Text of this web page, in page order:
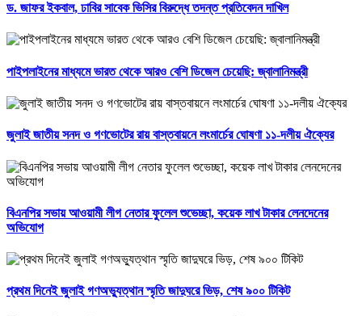
ড. জাফর ইকবাল, ঢাবির সাবেক ভিসির বিরুদ্ধে তদন্ত প্রতিবেদন দাখিল
পাইপলাইনের মাধ্যমে ভারত থেকে আরও বেশি ডিজেল চেয়েছি: জ্বালানিমন্ত্রী
জুলাই জাতীয় সনদ ও গণভোটের রায় বাস্তবায়নে লংমার্চের ঘোষণা ১১-দলীয় ঐক্যের
বিএনপির সভায় আওয়ামী লীগ নেতার ফুলেল শুভেচ্ছা, কয়েক লাখ টাকার লেনদেনের
অভিযোগ
প্রথম দিনেই জুলাই গণঅভ্যুত্থান স্মৃতি জাদুঘরে ভিড়, শেষ ৯০০ টিকিট